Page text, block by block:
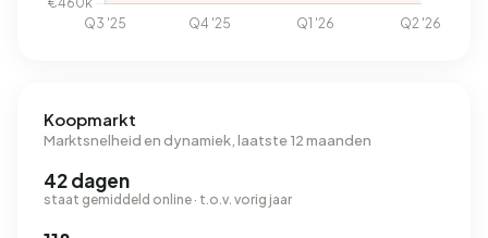
Koopmarkt
Marktsnelheid en dynamiek, laatste 12 maanden
42 dagen
staat gemiddeld online · t.o.v. vorig jaar